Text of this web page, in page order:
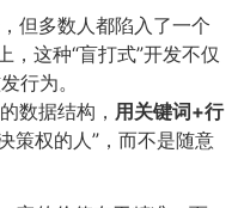
但多数人都陷入了一个
，这种“盲打式”开发不仅
行为。
数据结构， 用关键词+行
策权的人”，而不是随意